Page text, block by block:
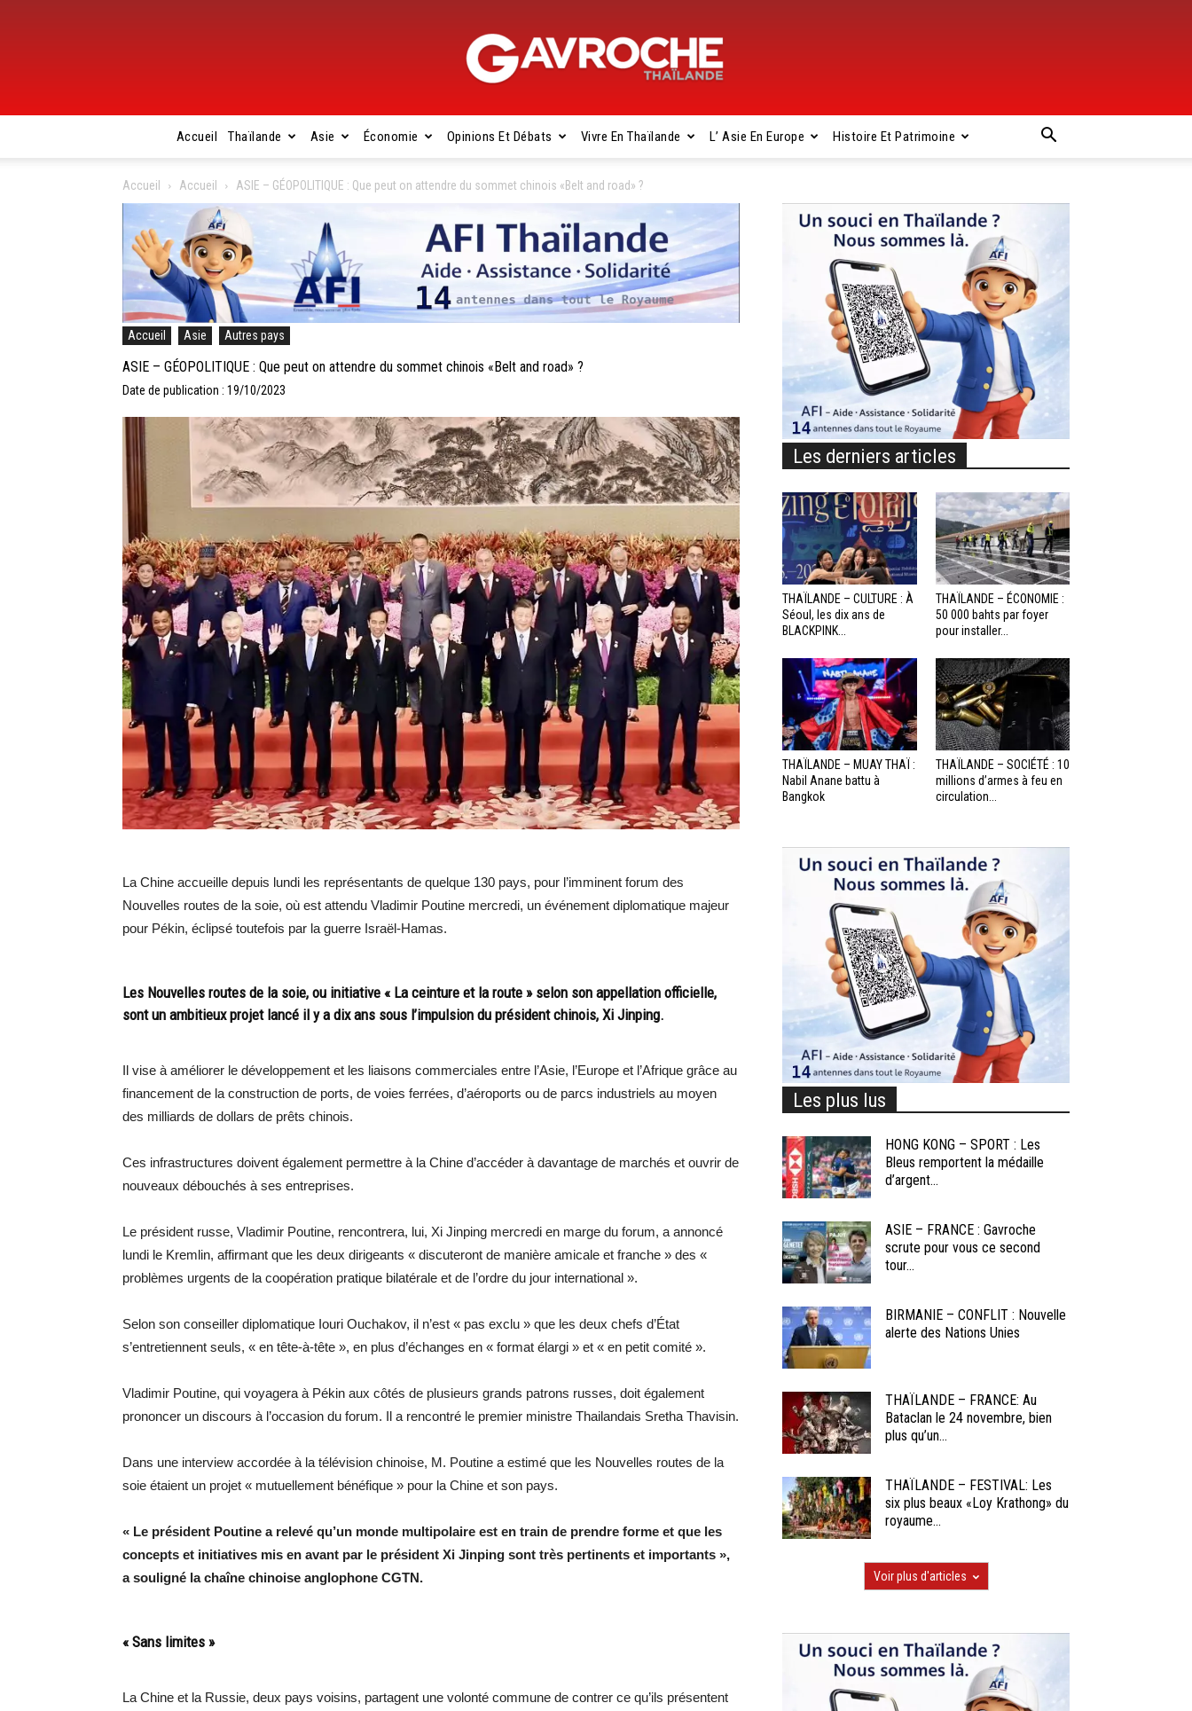
Gavroche
Thaïlande
Accueil Thaïlande Asie Économie Opinions Et Débats Vivre En Thaïlande L’ Asie En Europe Histoire Et Patrimoine
Accueil Accueil ASIE – GÉOPOLITIQUE : Que peut on attendre du sommet chinois «Belt and road» ?
Accueil Asie Autres pays
ASIE – GÉOPOLITIQUE : Que peut on attendre du sommet chinois «Belt and road» ?
Date de publication : 19/10/2023
La Chine accueille depuis lundi les représentants de quelque 130 pays, pour l’imminent forum des
Nouvelles routes de la soie, où est attendu Vladimir Poutine mercredi, un événement diplomatique majeur
pour Pékin, éclipsé toutefois par la guerre Israël-Hamas.
Les Nouvelles routes de la soie, ou initiative « La ceinture et la route » selon son appellation officielle,
sont un ambitieux projet lancé il y a dix ans sous l’impulsion du président chinois, Xi Jinping.
Il vise à améliorer le développement et les liaisons commerciales entre l’Asie, l’Europe et l’Afrique grâce au
financement de la construction de ports, de voies ferrées, d’aéroports ou de parcs industriels au moyen
des milliards de dollars de prêts chinois.
Ces infrastructures doivent également permettre à la Chine d’accéder à davantage de marchés et ouvrir de
nouveaux débouchés à ses entreprises.
Le président russe, Vladimir Poutine, rencontrera, lui, Xi Jinping mercredi en marge du forum, a annoncé
lundi le Kremlin, affirmant que les deux dirigeants « discuteront de manière amicale et franche » des «
problèmes urgents de la coopération pratique bilatérale et de l’ordre du jour international ».
Selon son conseiller diplomatique Iouri Ouchakov, il n’est « pas exclu » que les deux chefs d’État
s’entretiennent seuls, « en tête-à-tête », en plus d’échanges en « format élargi » et « en petit comité ».
Vladimir Poutine, qui voyagera à Pékin aux côtés de plusieurs grands patrons russes, doit également
prononcer un discours à l’occasion du forum. Il a rencontré le premier ministre Thailandais Sretha Thavisin.
Dans une interview accordée à la télévision chinoise, M. Poutine a estimé que les Nouvelles routes de la
soie étaient un projet « mutuellement bénéfique » pour la Chine et son pays.
« Le président Poutine a relevé qu’un monde multipolaire est en train de prendre forme et que les
concepts et initiatives mis en avant par le président Xi Jinping sont très pertinents et importants »,
a souligné la chaîne chinoise anglophone CGTN.
« Sans limites »
La Chine et la Russie, deux pays voisins, partagent une volonté commune de contrer ce qu’ils présentent
Les derniers articles
THAÏLANDE – CULTURE : À
Séoul, les dix ans de
BLACKPINK...
THAÏLANDE – ÉCONOMIE :
50 000 bahts par foyer
pour installer...
THAÏLANDE – MUAY THAÏ :
Nabil Anane battu à
Bangkok
THAÏLANDE – SOCIÉTÉ : 10
millions d’armes à feu en
circulation...
Les plus lus
HONG KONG – SPORT : Les
Bleus remportent la médaille
d’argent...
ASIE – FRANCE : Gavroche
scrute pour vous ce second
tour...
BIRMANIE – CONFLIT : Nouvelle
alerte des Nations Unies
THAÏLANDE – FRANCE: Au
Bataclan le 24 novembre, bien
plus qu’un...
THAÏLANDE – FESTIVAL: Les
six plus beaux «Loy Krathong» du
royaume...
Voir plus d'articles